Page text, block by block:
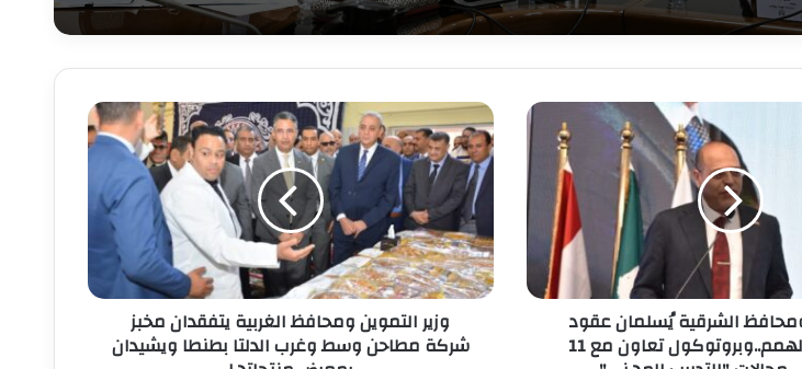
الشرقية يُسلمان عقود
عمل لذوي الهمم..وبروتوكول تعاون مع 11
وزير
التموين
ومحافظ
الغربية
يتفقدان
مخبز
شركة
مطاحن
وسط
الدلتا
وزير التموين ومحافظ الغربية يتفقدان مخبز
شركة مطاحن وسط وغرب الدلتا بطنطا ويشيدان